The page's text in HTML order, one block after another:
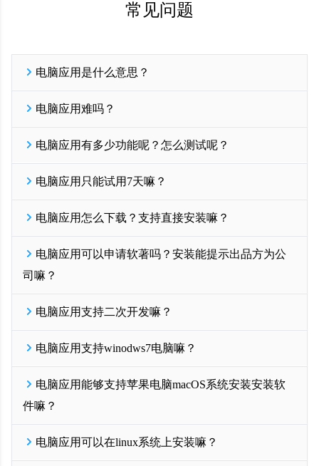
常见问题
电脑应用是什么意思？
windows电脑可安装的EXE文件，实现快捷简单的低代码开发软件能
力；在线网站打包支持windows系统32位和64位安装包一键生成，只
要有PC网站就可以制作电脑端桌面软件，可大幅降低桌面软件开发
的技术门槛和各项成本。
开发EXE从一门开始！免费试用
电脑应用难吗？
整个exe打包过程非常的简单：您只需要注册成为一门开发者会员，
登录一门开发平台，点击新建应用，输入您的PC网站地址URL，上
传软件LOGO（1024*1024像素）之后点击【生成安装包】按钮，即
可一键在线生成，整个过程耗时只需要3-5分钟。
开发EXE从一门开始！免费试用
电脑应用有多少功能呢？怎么测试呢？
如果现有功能不能满足您的需求，您可以联系我们右侧在线客服，
我们支持功能的定制开发；
一门所有功能都可以免费试用7天，在开发者后台【配置】-【配置
电脑版】找到需要测试的功能，点击左侧功能图标即可进行配置；
配置好之后点击保存，点击左侧导航【生成安装包】按钮生成新版
exe，安装新版exe即可体验功能了。
电脑应用只能试用7天嘛？
您可以先注册成为一门开发者会员，先进行测试体验，满意后再付
费开通正式版；
如果试用期7天不够完整测试，您还可以联系我们右侧在线客服，我
们很乐意为您延长试用期，但原则上整个试用期不超过2周。
开发EXE从一门开始！
电脑应用怎么下载？支持直接安装嘛？
一门应用开发者后台可以直接生成32位和64位的exe安装包，根据自
己电脑系统选择下载，之后可直接安装打包电脑上，并在桌面生成
软件快捷打开图标
由于exe安装包比较大，我们仅提供开发者下载，您可以在开发者后
台【生成安装包】页面直接下载exe到您的本地电脑
分流下载。
开发EXE从一门开始！免费试用
电脑应用可以申请软著吗？安装能提示出品方为公
司嘛？
单即可；
2. 电脑安装提示出品方为公司，显示公司名字，这个需要申请
codesign代码签名证书，也是可以直接在一门开发者后台直接提交申
请的哦
开发EXE从一门开始！免费试用
电脑应用支持二次开发嘛？
2. 一门EXE提供200+PC软件原生底层框架接口，PC js API接口，只
需要在您网页上执行JS即可获得原生电脑软件能力，用开发网页的
技术即可做深度电脑软件原生定制
开发EXE从一门开始！免费试用
电脑应用支持winodws7电脑嘛？
2. 打包出来的exe软件原则上支持winodws7以上的任意win系统，但
是部分winodws7是之前XP系统升级而来，这个版本如果太老，可能
会出现一些不可预知的兼容性问题。建议使用windows10+的电脑系
统能够获得更好的体验。
开发EXE从一门开始！免费试用
电脑应用能够支持苹果电脑macOS系统安装安装软
件嘛？
2. 在一键云端电脑应用的同时，您可以勾选生成苹果版电脑软件生
成，支持苹果MacOS系统安装的dmg格式，苹果电脑可以直接安装
电脑应用可以在linux系统上安装嘛？